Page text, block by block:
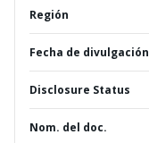
Región
Fecha de divulgación
Disclosure Status
Nom. del doc.